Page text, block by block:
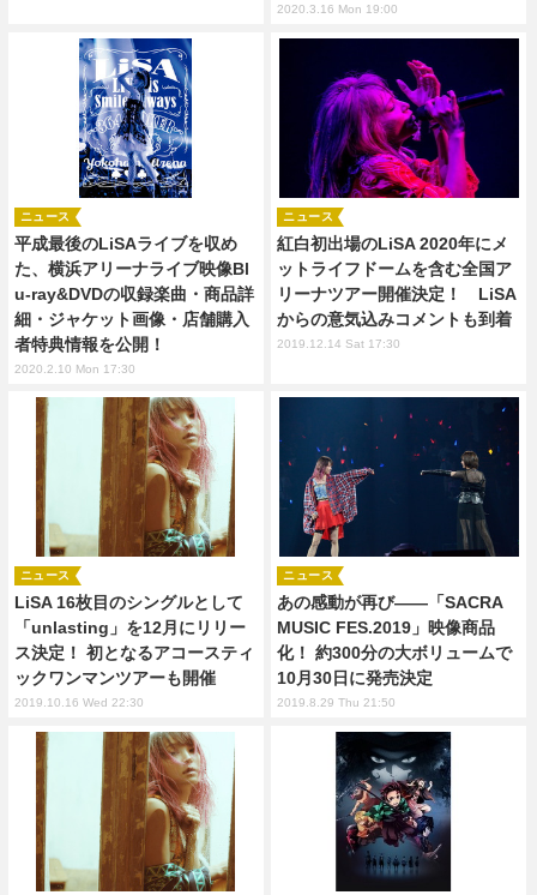
2020.3.16 Mon 19:00
平成最後のLiSAライブを収め
た、横浜アリーナライブ映像Bl
u-ray&DVDの収録楽曲・商品詳
細・ジャケット画像・店舗購入
者特典情報を公開！
ニュース
2020.2.10 Mon 17:30
紅白初出場のLiSA 2020年にメ
ットライフドームを含む全国ア
リーナツアー開催決定！ LiSA
からの意気込みコメントも到着
ニュース
2019.12.14 Sat 17:30
LiSA 16枚目のシングルとして
「unlasting」を12月にリリー
ス決定！ 初となるアコースティ
ックワンマンツアーも開催
ニュース
2019.10.16 Wed 22:30
あの感動が再び――「SACRA
MUSIC FES.2019」映像商品
化！ 約300分の大ボリュームで
10月30日に発売決定
ニュース
2019.8.29 Thu 21:50